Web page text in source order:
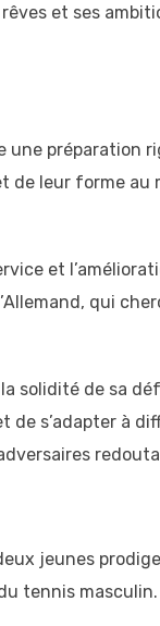
et ses
une préparation
de leur forme au
et
qui
solidité de sa
de s’adapter à
jeunes
tennis masculin.